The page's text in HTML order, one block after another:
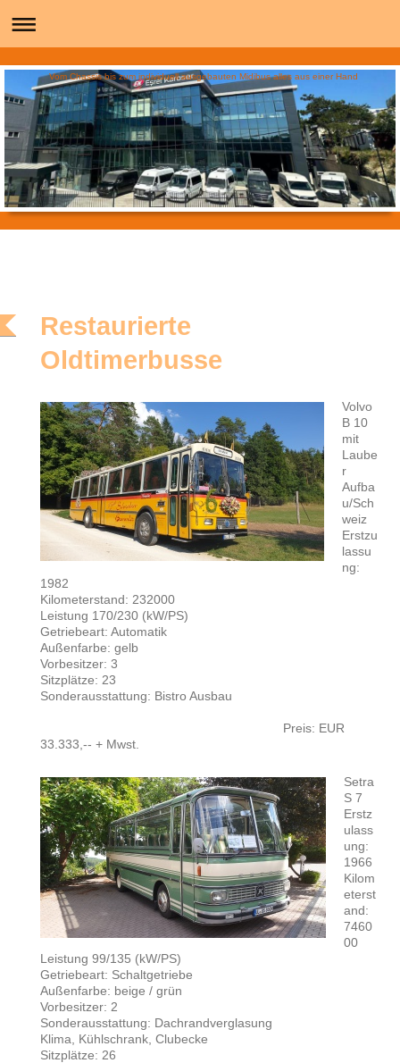
Vom Chassis bis zum individuell ausgebauten Midibus alles aus einer Hand
Restaurierte
Oldtimerbusse
Volvo
B 10
mit
Laube
r
Aufba
u/Sch
weiz
Erstzu
lassu
ng:
1982
Kilometerstand: 232000
Leistung 170/230 (kW/PS)
Getriebeart: Automatik
Außenfarbe: gelb
Vorbesitzer: 3
Sitzplätze: 23
Sonderausstattung: Bistro Ausbau
Preis: EUR
33.333,-- + Mwst.
Setra
S 7
Erstz
ulass
ung:
1966
Kilom
eterst
and:
7460
00
Leistung 99/135 (kW/PS)
Getriebeart: Schaltgetriebe
Außenfarbe: beige / grün
Vorbesitzer: 2
Sonderausstattung: Dachrandverglasung
Klima, Kühlschrank, Clubecke
Sitzplätze: 26